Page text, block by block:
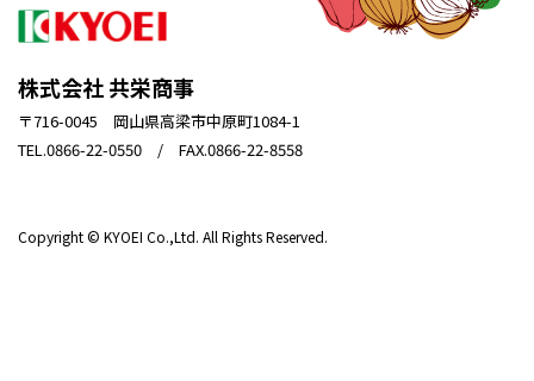
株式会社 共栄商事
〒716-0045 岡山県高梁市中原町1084-1
TEL.0866-22-0550 / FAX.0866-22-8558
Copyright © KYOEI Co.,Ltd. All Rights Reserved.